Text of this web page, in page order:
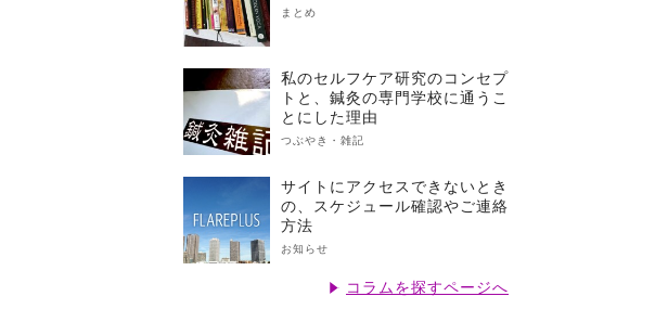
まとめ
私のセルフケア研究のコンセプ
トと、鍼灸の専門学校に通うこ
とにした理由
つぶやき・雑記
サイトにアクセスできないとき
の、スケジュール確認やご連絡
方法
お知らせ
コラムを探すページへ